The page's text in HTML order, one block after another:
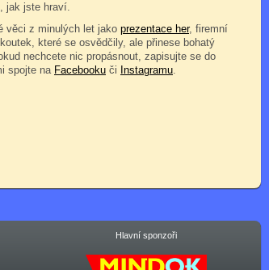
jak jste hraví.
věci z minulých let jako prezentace her, firemní
které se osvědčily, ale přinese bohatý
nechcete nic propásnout, zapisujte se do
spojte na Facebooku či Instagramu.
Hlavní sponzoři